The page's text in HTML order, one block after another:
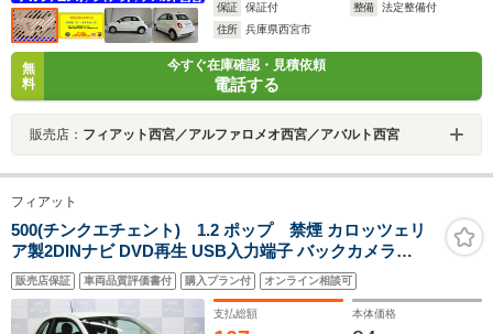
保証
保証付 整備
法定整備付
住所
兵庫県西宮市
無
料
今すぐ在庫確認・見積依頼
電話する
販売店： フィアット西宮／アルファロメオ西宮／アバルト西宮
フィアット
500(チンクエチェント) 1.2 ポップ 禁煙 カロッツェリ
ア製2DINナビ DVD再生 USB入力端子 バックカメラ
MAK製17インチアルミホイール ヒルホールドシステム
グローブボックス
販売店保証 車両品質評価書付 購入プラン付 オンライン相談可
支払総額 本体価格